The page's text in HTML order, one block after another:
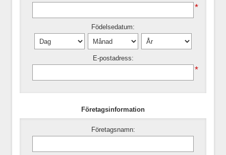
*
Födelsedatum:
E-postadress:
*
Företagsinformation
Företagsnamn: